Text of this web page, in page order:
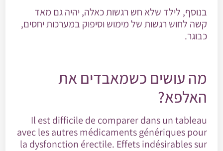
בנוסף, לילד שלא חש רגשות כאלה, יהיה גם מאד
קשה לחוש רגשות של מימוש וסיפוק במערכות יחסים,
כבוגר.
מה עושים כשמאבדים את
האלפא?
Il est difficile de comparer dans un tableau
avec les autres médicaments génériques pour
la dysfonction érectile. Effets indésirables sur